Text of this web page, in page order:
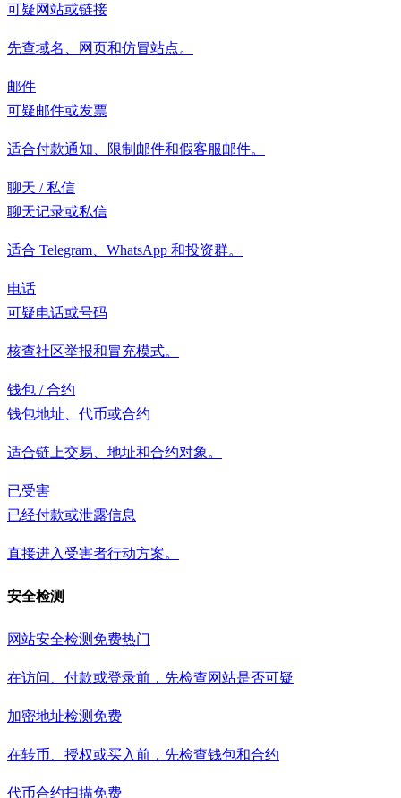
可疑网站或链接
先查域名、网页和仿冒站点。
邮件
可疑邮件或发票
适合付款通知、限制邮件和假客服邮件。
聊天 / 私信
聊天记录或私信
适合 Telegram、WhatsApp 和投资群。
电话
可疑电话或号码
核查社区举报和冒充模式。
钱包 / 合约
钱包地址、代币或合约
适合链上交易、地址和合约对象。
已受害
已经付款或泄露信息
直接进入受害者行动方案。
安全检测
网站安全检测 免费热门
在访问、付款或登录前，先检查网站是否可疑
加密地址检测 免费
在转币、授权或买入前，先检查钱包和合约
代币合约扫描免费